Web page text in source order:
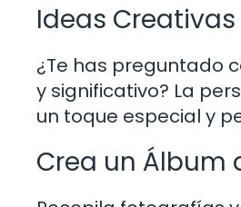
Ideas
¿Te has preguntado
y significativo? La
un toque especial y
Crea un Álbum